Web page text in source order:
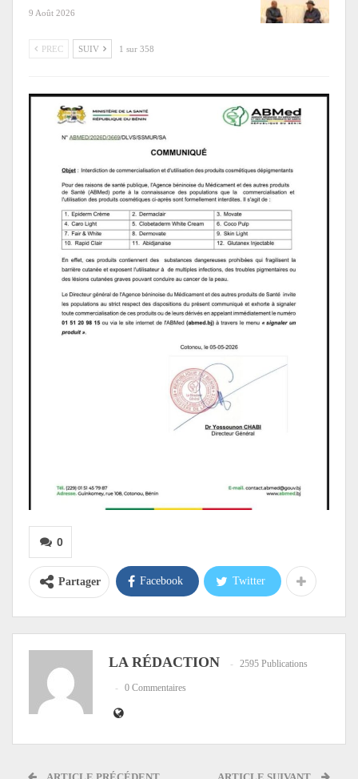
9 Août 2026
PREC SUIV 1 sur 358
0
Partager Facebook Twitter
LA RÉDACTION 2595 Publications
0 Commentaires